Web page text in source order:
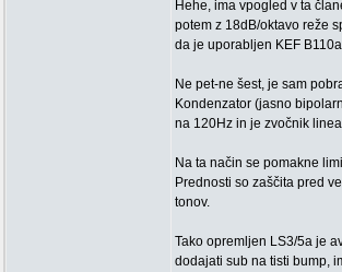
Hehe, ima vpogled v ta
potem z 18dB/oktavo reže
da je uporabljen KEF
Ne pet-ne šest, je sam
Kondenzator (jasno
na 120Hz in je zvočnik
Na ta način se pomakne
Prednosti so zaščita pred
tonov.
Tako opremljen LS3/5a je
dodajati sub na tisti bump,